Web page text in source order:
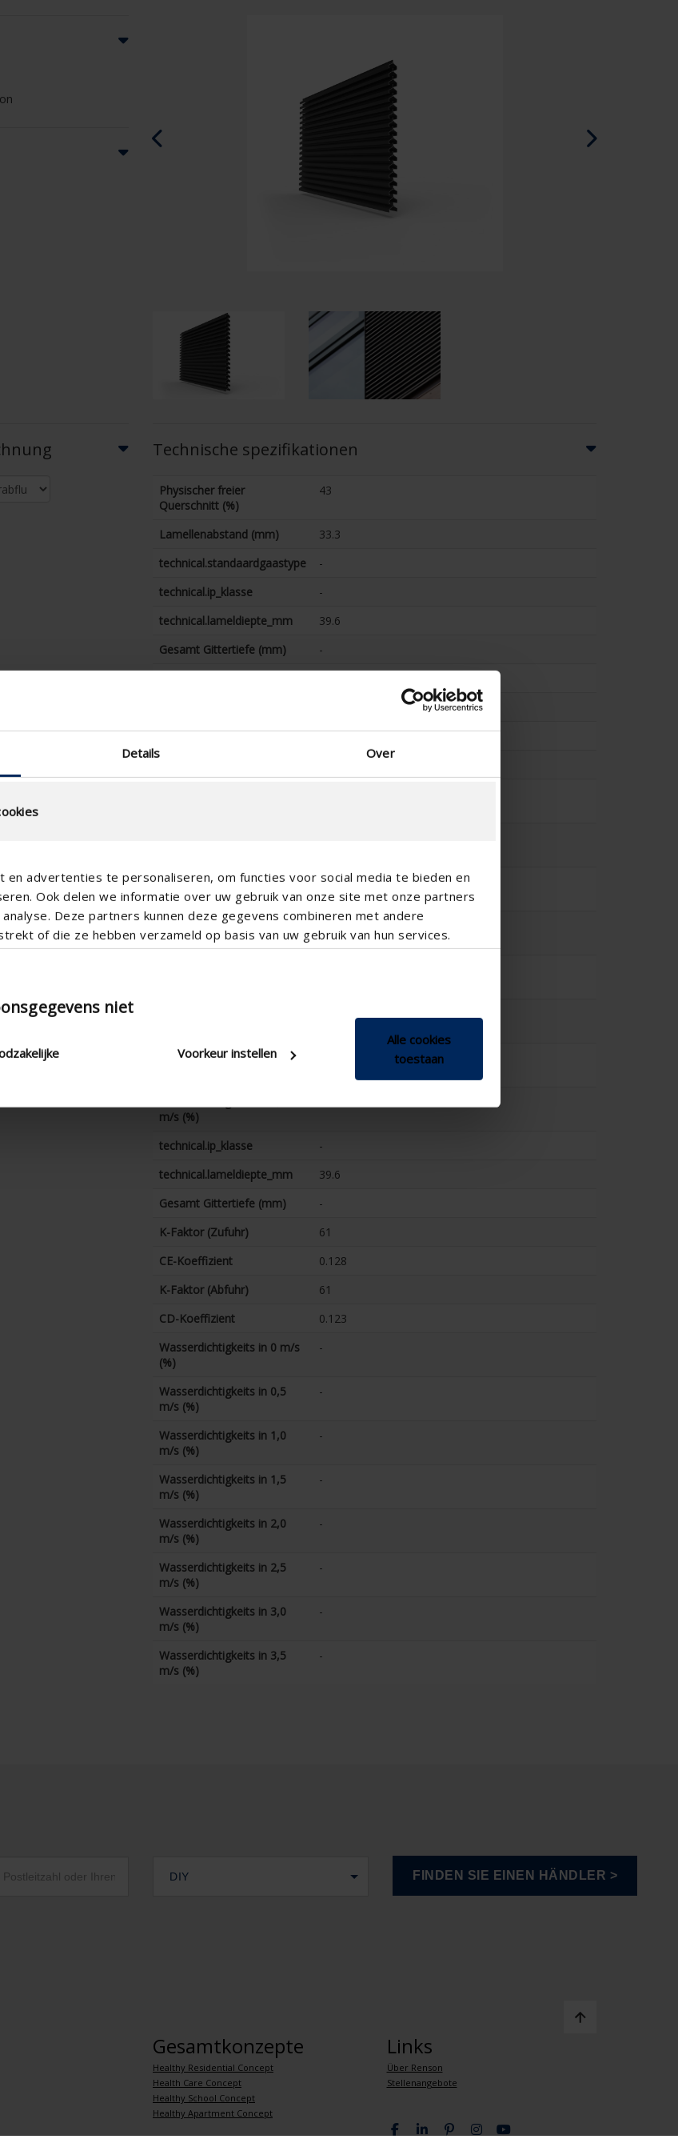
Details Over
en advertenties te personaliseren, om functies voor social media te bieden en
Ook delen we informatie over uw gebruik van onze site met onze partners
Deze partners kunnen deze gegevens combineren met andere
of die ze hebben verzameld op basis van uw gebruik van hun services.
niet
Voorkeur instellen
Alle cookies
toestaan
Technische spezifikationen
Physischer freier
Querschnitt (%)
43
Lamellenabstand (mm)
33.3
technical.standaardgaastype
-
technical.ip_klasse
-
technical.lameldiepte_mm
39.6
Gesamt Gittertiefe (mm)
-
K-Faktor (Abfuhr)
61
Wasserdichtigkeits in 1,0
m/s (%)
-
Wasserdichtigkeits in 1,5
m/s (%)
-
Wasserdichtigkeits in 3,0
m/s (%)
technical.ip_klasse
-
technical.lameldiepte_mm
39.6
Gesamt Gittertiefe (mm)
-
K-Faktor (Zufuhr)
61
CE-Koeffizient
0.128
K-Faktor (Abfuhr)
61
CD-Koeffizient
0.123
Wasserdichtigkeits in 0 m/s
(%)
-
Wasserdichtigkeits in 0,5
m/s (%)
-
Wasserdichtigkeits in 1,0
m/s (%)
-
Wasserdichtigkeits in 1,5
m/s (%)
-
Wasserdichtigkeits in 2,0
m/s (%)
-
Wasserdichtigkeits in 2,5
m/s (%)
-
Wasserdichtigkeits in 3,0
m/s (%)
-
Wasserdichtigkeits in 3,5
m/s (%)
-
DIY
Gesamtkonzepte
Healthy Residential Concept
Health Care Concept
Healthy School Concept
Healthy Apartment Concept
Links
Über Renson
Stellenangebote